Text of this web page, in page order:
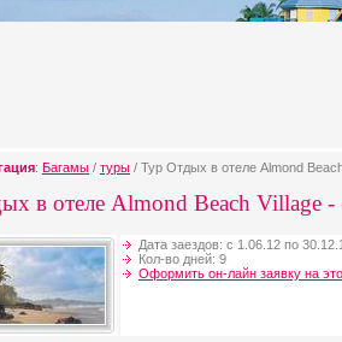
: Багамы / туры / Тур Отдых в отеле Almond
в отеле Almond Beach Village
Дата заездов: с 1.06.12 по
Кол-во дней: 9
Оформить он-лайн заявку на